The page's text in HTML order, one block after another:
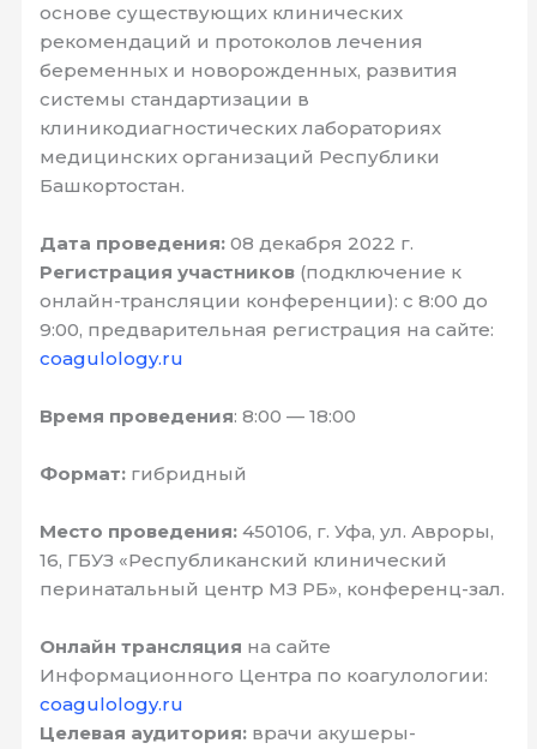
основе существующих клинических
рекомендаций и протоколов лечения
беременных и новорожденных, развития
системы стандартизации в
клиникодиагностических лабораториях
медицинских организаций Республики
Башкортостан.
Дата проведения: 08 декабря 2022 г.
Регистрация участников (подключение к
онлайн-трансляции конференции): с 8:00 до
9:00, предварительная регистрация на сайте:
coagulology.ru
Время проведения: 8:00 — 18:00
Формат: гибридный
Место проведения: 450106, г. Уфа, ул. Авроры,
16, ГБУЗ «Республиканский клинический
перинатальный центр МЗ РБ», конференц-зал.
Онлайн трансляция на сайте
Информационного Центра по коагулологии:
coagulology.ru
Целевая аудитория: врачи акушеры-